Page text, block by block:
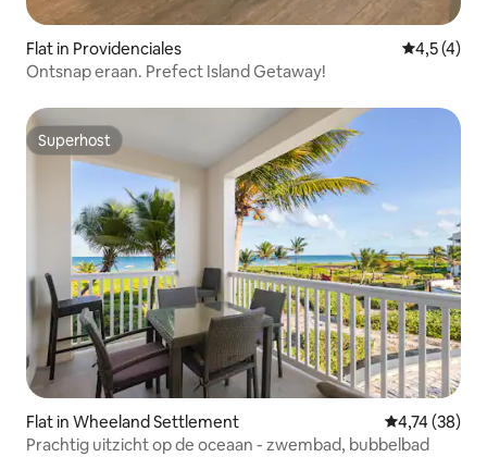
Flat in Providenciales
4,5 (4)
Ontsnap eraan. Prefect Island Getaway!
Superhost
Superhost
Flat in Wheeland Settlement Gemiddelde
4,74 (38)
Prachtig uitzicht op de oceaan - zwembad, bubbelbad